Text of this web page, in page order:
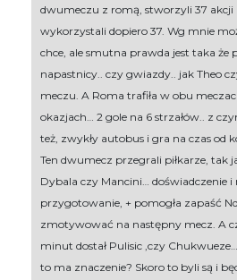
dwumeczu z romą, stworzyli 37
wykorzystali dopiero 37. Wg mnie
chce, ale smutna prawda jest taka że
napastnicy.. czy gwiazdy.. jak Theo
meczu. A Roma trafiła w obu
okazjach… 2 gole na 6 strzałów.. z
też, zwykły autobus i gra na czas od
Ten dwumecz przegrali piłkarze, tak
Dybala czy Mancini… doświadczenie
przygotowanie, + pomogła zapaść
zmotywować na następny mecz. A
minut dostał Pulisic ,czy
to ma znaczenie? Skoro to byli są i